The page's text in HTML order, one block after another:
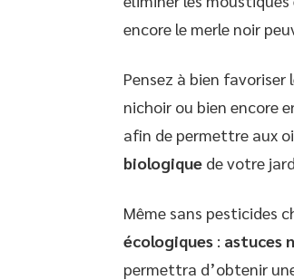
encore le merle noir
Pensez à bien
nichoir ou bien encore
afin de permettre aux
biologique de votre
Même sans pesticides
écologiques : astuces
permettra d’obtenir